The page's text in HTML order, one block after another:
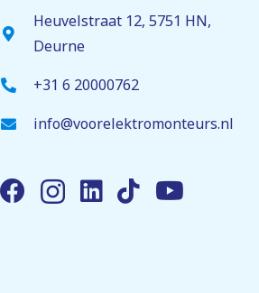
Heuvelstraat 12,5751 HN,
Deurne
+31 6 20000762
info@voorelektromonteurs.nl